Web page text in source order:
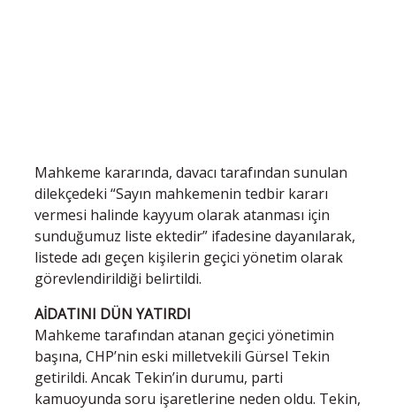
Mahkeme kararında, davacı tarafından sunulan
dilekçedeki “Sayın mahkemenin tedbir kararı
vermesi halinde kayyum olarak atanması için
sunduğumuz liste ektedir” ifadesine dayanılarak,
listede adı geçen kişilerin geçici yönetim olarak
görevlendirildiği belirtildi.
AİDATINI DÜN YATIRDI
Mahkeme tarafından atanan geçici yönetimin
başına, CHP’nin eski milletvekili Gürsel Tekin
getirildi. Ancak Tekin’in durumu, parti
kamuoyunda soru işaretlerine neden oldu. Tekin,